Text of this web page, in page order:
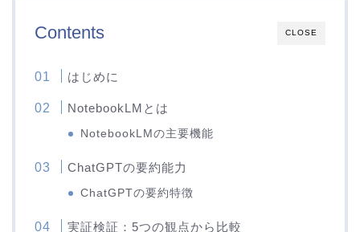
CLOSE
Contents
はじめに
NotebookLMとは
NotebookLMの主要機能
ChatGPTの要約能力
ChatGPTの要約特徴
実証検証：5つの観点から比較